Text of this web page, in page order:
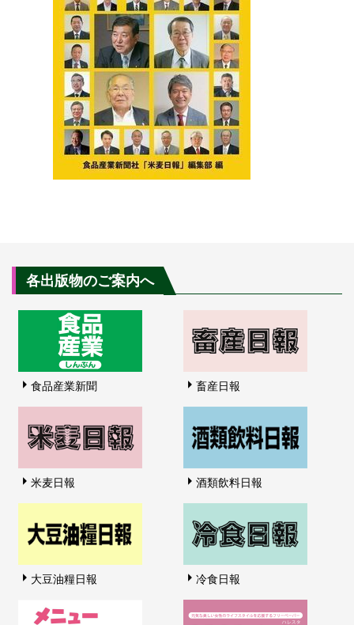
各出版物のご案内へ
食品産業新聞 畜産日報
米麦日報 酒類飲料日報
大豆油糧日報 冷食日報